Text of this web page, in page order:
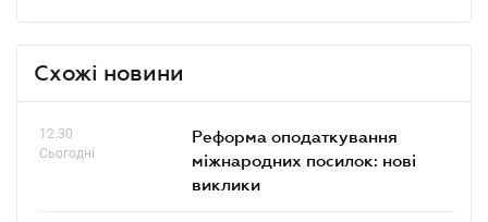
Схожі новини
12.30
Сьогодні
Реформа оподаткування
міжнародних посилок: нові
виклики